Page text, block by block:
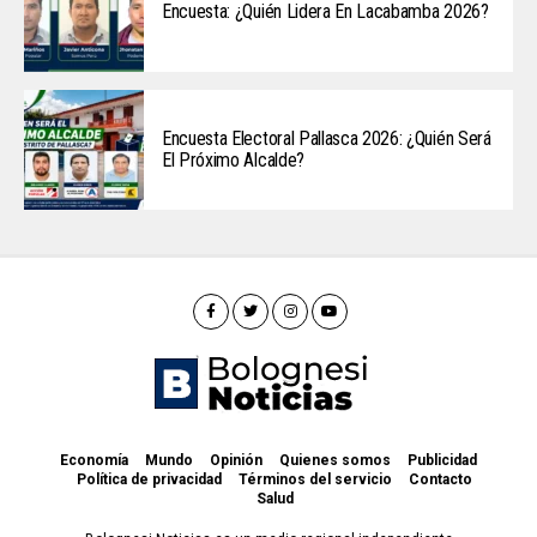
Encuesta: ¿Quién Lidera En Lacabamba 2026?
Encuesta Electoral Pallasca 2026: ¿Quién Será
El Próximo Alcalde?
Economía Mundo Opinión Quienes somos
Publicidad
Política de privacidad
Términos del servicio
Contacto
Salud